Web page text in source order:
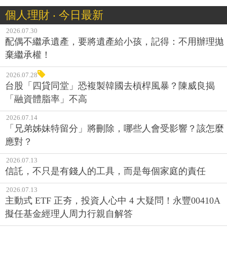
個人理財 ‧ 今日最新
2026.07.30
配偶不繼承遺產，要將遺產給小孩，記得：不用辦理拋
棄繼承權！
2026.07.28
台股「四貸同堂」恐複製韓國去槓桿風暴？陳威良揭
「融資體脂率」不高
2026.07.14
「兄弟姊妹特留分」將刪除，哪些人會受影響？該怎麼
應對？
2026.07.13
信託，不只是有錢人的工具，而是每個家庭的責任
2026.07.13
主動式 ETF 正夯，投資人心中 4 大疑問！永豐00410A
擬任基金經理人周力行親自解答